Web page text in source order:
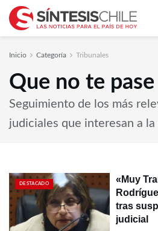
Inicio Categoría Tribunales
Que no te pase
Seguimiento de los más
judiciales que interesan a
DESTACADO
«Muy
tras
judicial